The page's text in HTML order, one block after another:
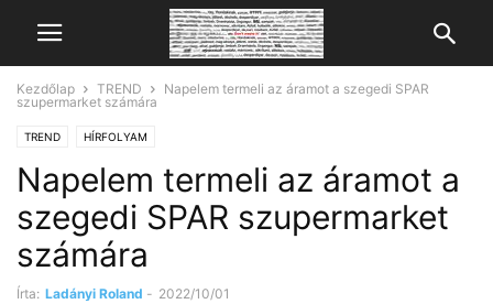
Kezdőlap TREND
Napelem termeli az áramot a szegedi SPAR
szupermarket számára
TREND HÍRFOLYAM
Napelem termeli az áramot a
szegedi SPAR szupermarket
számára
Írta: Ladányi Roland - 2022/10/01